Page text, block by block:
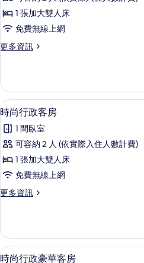
相
片
詳
情
尚
客
房
一
大
床
的
所
有
相
片
1 張加大雙人床
免費無線上網
更多資訊
更
客
房
一
大
床
詳
情
顯
示
時
尚
行
政
客
的
所
1
時尚行政客房
1 間臥室
可容納 2 人 (依實際入住人數計費)
1 張加大雙人床
免費無線上網
更多資訊
更
行
政
客
顯1
時尚行政豪華客房